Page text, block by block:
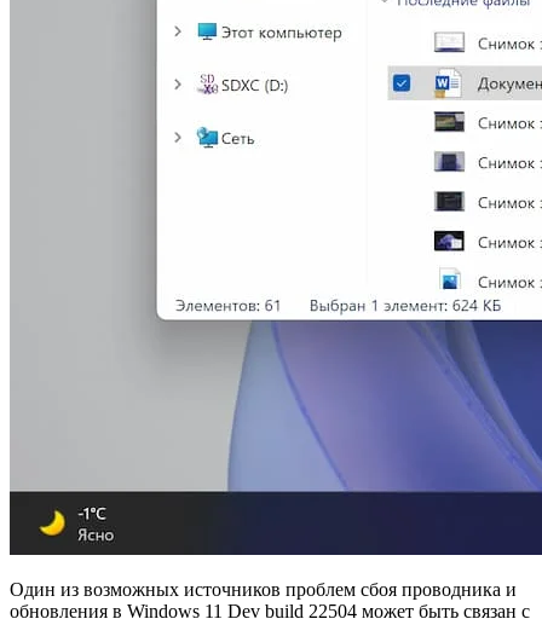
Один из возможных источников проблем сбоя проводника и
обновления в Windows 11 Dev build 22504 может быть связан с